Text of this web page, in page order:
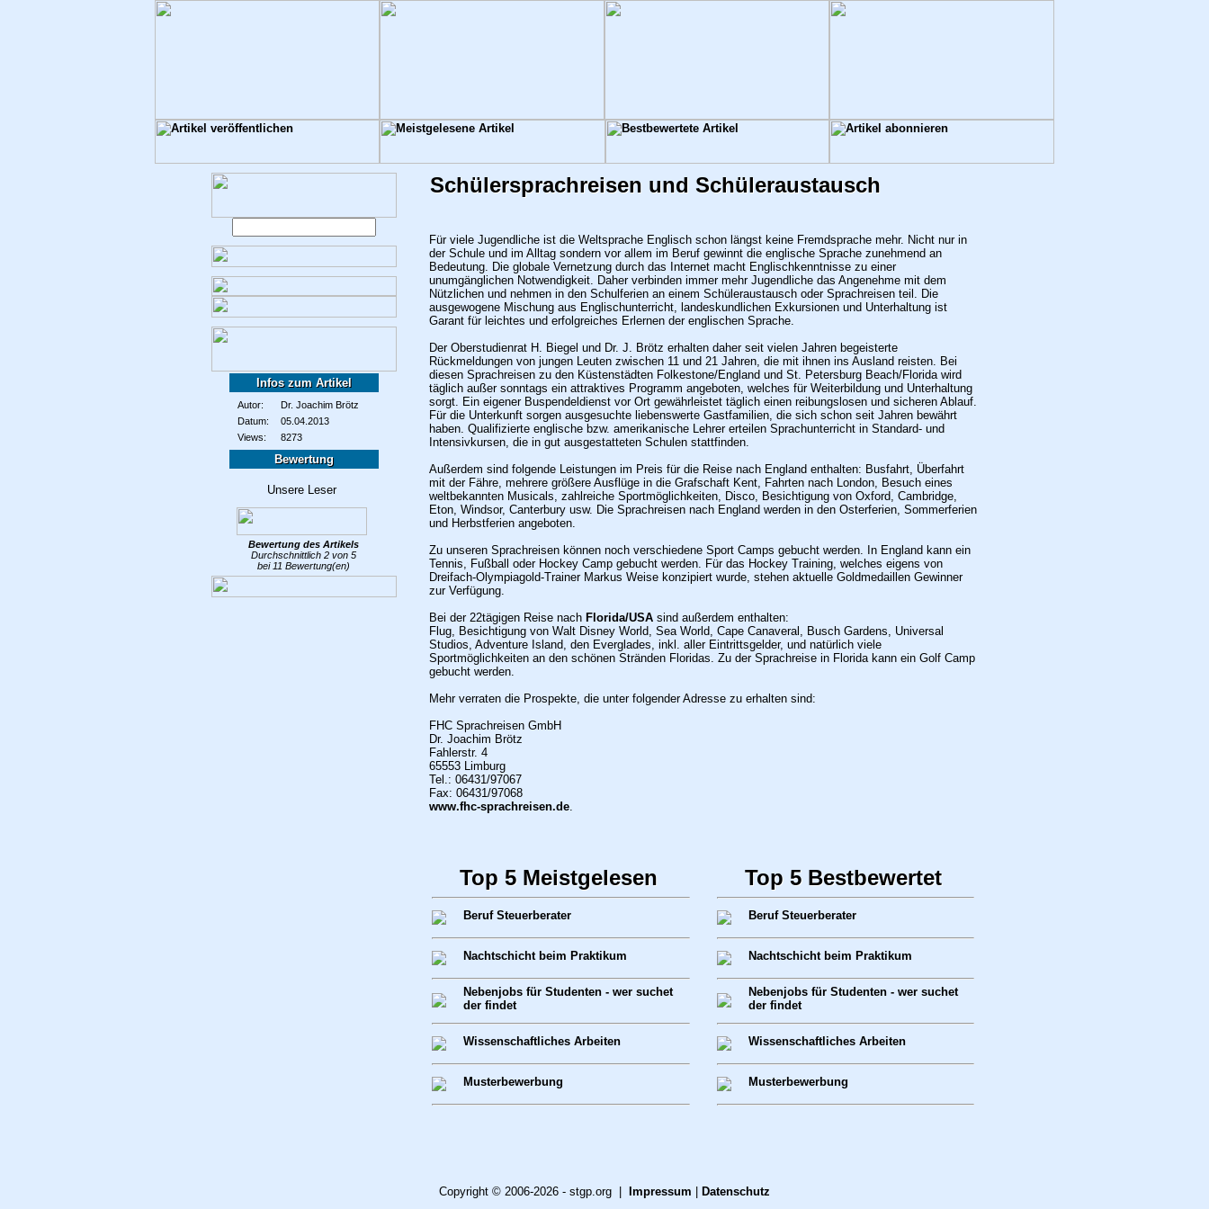
Infos zum Artikel
Autor:
Dr. Joachim Brötz
Datum:
05.04.2013
Views:
8273
Bewertung
Bewertung des Artikels
Durchschnittlich 2 von 5
bei 11 Bewertung(en)
Schülersprachreisen und Schüleraustausch
Für viele Jugendliche ist die Weltsprache Englisch schon längst keine Fremdsprache mehr. Nicht nur in
der Schule und im Alltag sondern vor allem im Beruf gewinnt die englische Sprache zunehmend an
Bedeutung. Die globale Vernetzung durch das Internet macht Englischkenntnisse zu einer
unumgänglichen Notwendigkeit. Daher verbinden immer mehr Jugendliche das Angenehme mit dem
Nützlichen und nehmen in den Schulferien an einem Schüleraustausch oder Sprachreisen teil. Die
ausgewogene Mischung aus Englischunterricht, landeskundlichen Exkursionen und Unterhaltung ist
Garant für leichtes und erfolgreiches Erlernen der englischen Sprache.
Der Oberstudienrat H. Biegel und Dr. J. Brötz erhalten daher seit vielen Jahren begeisterte
Rückmeldungen von jungen Leuten zwischen 11 und 21 Jahren, die mit ihnen ins Ausland reisten. Bei
diesen Sprachreisen zu den Küstenstädten Folkestone/England und St. Petersburg Beach/Florida wird
täglich außer sonntags ein attraktives Programm angeboten, welches für Weiterbildung und Unterhaltung
sorgt. Ein eigener Buspendeldienst vor Ort gewährleistet täglich einen reibungslosen und sicheren Ablauf.
Für die Unterkunft sorgen ausgesuchte liebenswerte Gastfamilien, die sich schon seit Jahren bewährt
haben. Qualifizierte englische bzw. amerikanische Lehrer erteilen Sprachunterricht in Standard- und
Intensivkursen, die in gut ausgestatteten Schulen stattfinden.
Außerdem sind folgende Leistungen im Preis für die Reise nach England enthalten: Busfahrt, Überfahrt
mit der Fähre, mehrere größere Ausflüge in die Grafschaft Kent, Fahrten nach London, Besuch eines
weltbekannten Musicals, zahlreiche Sportmöglichkeiten, Disco, Besichtigung von Oxford, Cambridge,
Eton, Windsor, Canterbury usw. Die Sprachreisen nach England werden in den Osterferien, Sommerferien
und Herbstferien angeboten.
Zu unseren Sprachreisen können noch verschiedene Sport Camps gebucht werden. In England kann ein
Tennis, Fußball oder Hockey Camp gebucht werden. Für das Hockey Training, welches eigens von
Dreifach-Olympiagold-Trainer Markus Weise konzipiert wurde, stehen aktuelle Goldmedaillen Gewinner
zur Verfügung.
Bei der 22tägigen Reise nach Florida/USAsind außerdem enthalten:
Flug, Besichtigung von Walt Disney World, Sea World, Cape Canaveral, Busch Gardens, Universal
Studios, Adventure Island, den Everglades, inkl. aller Eintrittsgelder, und natürlich viele
Sportmöglichkeiten an den schönen Stränden Floridas. Zu der Sprachreise in Florida kann ein Golf Camp
gebucht werden.
Mehr verraten die Prospekte, die unter folgender Adresse zu erhalten sind:
FHC Sprachreisen GmbH
Dr. Joachim Brötz
Fahlerstr. 4
65553 Limburg
Tel.: 06431/97067
Fax: 06431/97068
www.fhc-sprachreisen.de.
Top 5 Meistgelesen
Beruf Steuerberater
Nachtschicht beim Praktikum
Nebenjobs für Studenten - wer suchet
der findet
Wissenschaftliches Arbeiten
Musterbewerbung
Top 5 Bestbewertet
Beruf Steuerberater
Nachtschicht beim Praktikum
Nebenjobs für Studenten - wer suchet
der findet
Wissenschaftliches Arbeiten
Musterbewerbung
Copyright © 2006-2026 - stgp.org | Impressum Datenschutz